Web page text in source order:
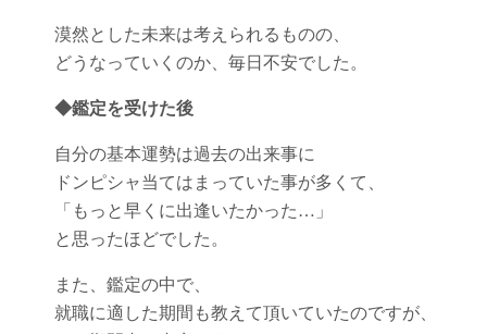
漠然とした未来は考えられるものの、
どうなっていくのか、毎日不安でした。
◆鑑定を受けた後
自分の基本運勢は過去の出来事に
ドンピシャ当てはまっていた事が多くて、
「もっと早くに出逢いたかった…」
と思ったほどでした。
また、鑑定の中で、
就職に適した期間も教えて頂いていたのですが、